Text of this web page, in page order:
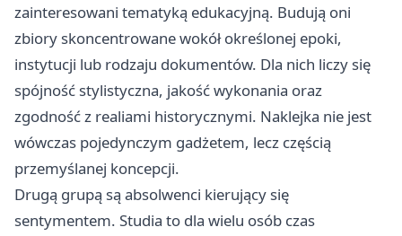
zainteresowani tematyką edukacyjną. Budują oni
zbiory skoncentrowane wokół określonej epoki,
instytucji lub rodzaju dokumentów. Dla nich liczy się
spójność stylistyczna, jakość wykonania oraz
zgodność z realiami historycznymi. Naklejka nie jest
wówczas pojedynczym gadżetem, lecz częścią
przemyślanej koncepcji.
Drugą grupą są absolwenci kierujący się
sentymentem. Studia to dla wielu osób czas